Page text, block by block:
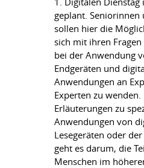
geplant. Seniorinnen
sollen hier die
sich mit ihren
bei der Anwendung
Endgeräten und
Anwendungen an
Experten zu wenden.
Erläuterungen zu
Anwendungen von
Lesegeräten oder
geht es darum, die
Menschen im